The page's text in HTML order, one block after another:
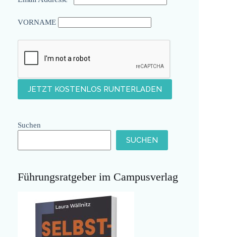
VORNAME
Suchen
SUCHEN
Führungsratgeber im Campusverlag